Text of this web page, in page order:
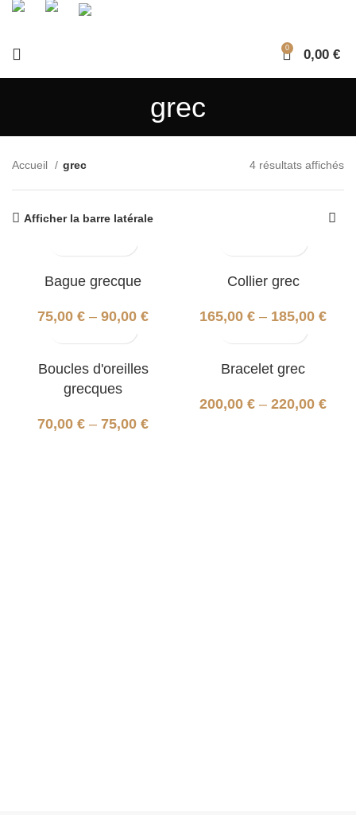
0 0,00 €
grec
Accueil grec 4 résultats affichés
Afficher la barre latérale
Bague grecque
75,00 € – 90,00 €
Collier grec
165,00 € – 185,00 €
Boucles d'oreilles
grecques
70,00 € – 75,00 €
Bracelet grec
200,00 € – 220,00 €